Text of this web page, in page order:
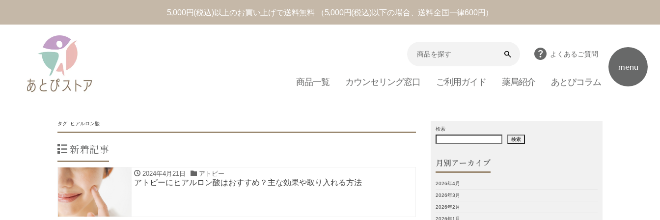
5,000円(税込)以上のお買い上げで送料無料 （5,000円(税込)以下の場合、送料全国一律600円）
search help よくあるご質問
商品一覧 カウンセリング窓口 ご利用ガイド 薬局紹介 あとぴコラム
menu
タグ: ヒアルロン酸
新着記事
2024年4月21日 アトピー
アトピーにヒアルロン酸はおすすめ？主な効果や取り入れる方法
検索
検索
月別アーカイブ
2026年4月
2026年3月
2026年2月
2026年1月